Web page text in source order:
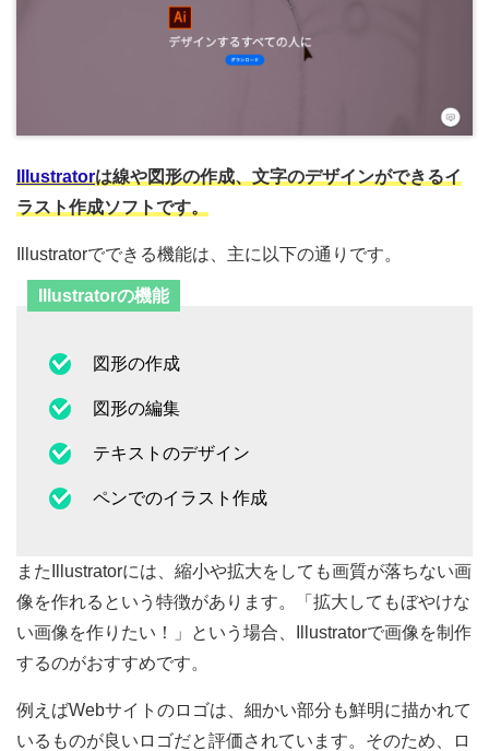
Illustratorは線や図形の作成、文字のデザインができるイ
ラスト作成ソフトです。
Illustratorでできる機能は、主に以下の通りです。
Illustratorの機能
図形の作成
図形の編集
テキストのデザイン
ペンでのイラスト作成
またIllustratorには、縮小や拡大をしても画質が落ちない画
像を作れるという特徴があります。「拡大してもぼやけな
い画像を作りたい！」という場合、Illustratorで画像を制作
するのがおすすめです。
例えばWebサイトのロゴは、細かい部分も鮮明に描かれて
いるものが良いロゴだと評価されています。そのため、ロ